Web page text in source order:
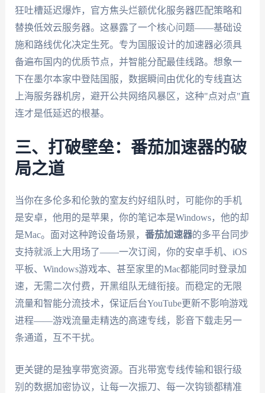
狂吐槽延迟爆炸，官方焦头烂额优化服务器匹配策略和
替换低效云服务器。这暴露了一个核心问题——基础设
施和路线优化决定生死。专为国服设计的加速器必须具
备遍布国内的优质节点，并智能分配最佳线路。想象一
下在墨尔本家中登陆国服，数据瞬间由优化的专线直达
上海服务器机房，避开公共网络风暴区，这种"点对点"直
连才是低延迟的根基。
三、打破壁垒：番茄加速器的破
局之道
当你在多伦多和伦敦的室友约好组队时，可能你的手机
是安卓，他用的是苹果，你的笔记本是Windows，他的却
是Mac。面对这种跨设备场景， 番茄加速器的多平台同步
支持就派上大用场了——一次订阅，你的安卓手机、iOS
平板、Windows游戏本、甚至家里的Mac都能同时登录加
速，无需二次付费，开黑组队无缝衔接。而稳定的无限
流量和智能分流技术，保证后台YouTube更新不影响游戏
进程——游戏流量走精选的高速专线，影音下载走另一
条通道，互不干扰。
更关键的是独享带宽资源。百兆带宽专线传输和银行级
别的数据加密协议，让每一次振刀、每一次钩锁都精准